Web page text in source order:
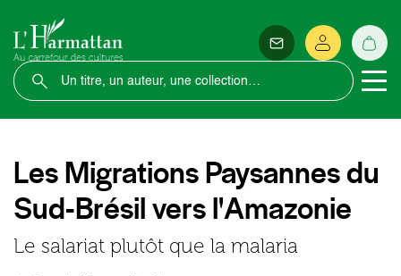
Les Migrations Paysannes du
Sud-Brésil vers l'Amazonie
Le salariat plutôt que la malaria